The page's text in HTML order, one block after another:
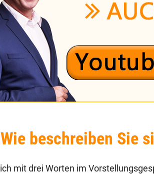
Wie beschreiben Sie
mit drei Worten im